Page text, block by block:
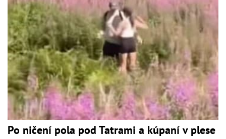
Po ničení pola pod Tatrami a kúpaní v plese